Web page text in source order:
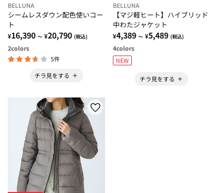
BELLUNA
シームレスダウン配色使いコー
ト
¥16,390 ～ ¥20,790 (税込)
2colors
5件
チラ見をする
BELLUNA
【マジ軽ヒート】ハイブリッド
中わたジャケット
¥4,389 ～ ¥5,489 (税込)
4colors
NEW
チラ見をする